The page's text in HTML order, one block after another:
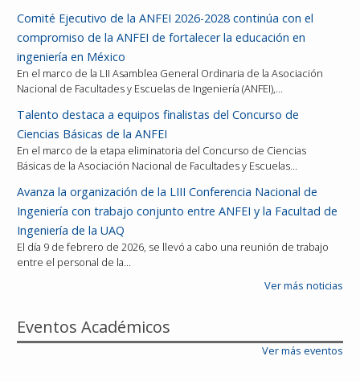
Comité Ejecutivo de la ANFEI 2026-2028 continúa con el
compromiso de la ANFEI de fortalecer la educación en
ingeniería en México
En el marco de la LII Asamblea General Ordinaria de la Asociación
Nacional de Facultades y Escuelas de Ingeniería (ANFEI),…
Talento destaca a equipos finalistas del Concurso de
Ciencias Básicas de la ANFEI
En el marco de la etapa eliminatoria del Concurso de Ciencias
Básicas de la Asociación Nacional de Facultades y Escuelas…
Avanza la organización de la LIII Conferencia Nacional de
Ingeniería con trabajo conjunto entre ANFEI y la Facultad de
Ingeniería de la UAQ
El día 9 de febrero de 2026, se llevó a cabo una reunión de trabajo
entre el personal de la…
Ver más noticias
Eventos Académicos
Ver más eventos